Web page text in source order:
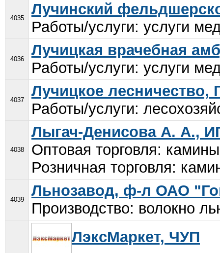
4035
Лучинский
Работы/услуги: услуги
4036
Лучицкая врачебная
Работы/услуги: услуги
4037
Лучицкое лесничество,
Работы/услуги:
4038
Лыгач-Денисова А. А.,
Оптовая торговля:
Розничная торговля:
4039
Льнозавод, ф-л ОАО
Производство: волокно
ЛэксМаркет, ЧУП